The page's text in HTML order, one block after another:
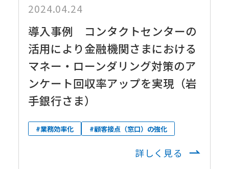
2024.04.24
導入事例 コンタクトセンターの
活用により金融機関さまにおける
マネー・ローンダリング対策のア
ンケート回収率アップを実現（岩
手銀行さま）
#業務効率化 #顧客接点（窓口）の強化
詳しく見る